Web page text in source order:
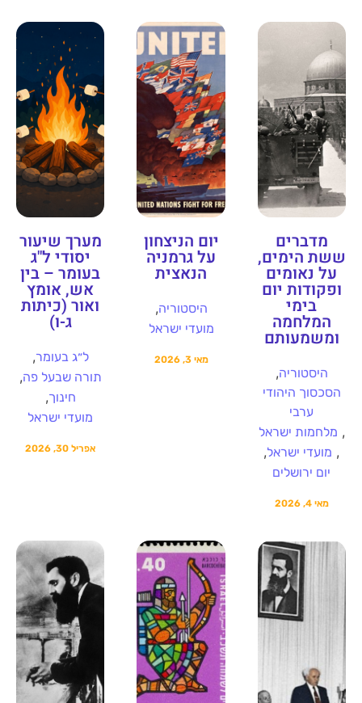
מדברים
ששת הימים,
על נאומים
ופקודות יום
בימי
המלחמה
ומשמעותם
היסטוריה,
הסכסוך היהודי
ערבי
, מלחמות ישראל
, מועדי ישראל,
יום ירושלים
מאי 4, 2026
יום הניצחון
על גרמניה
הנאצית
היסטוריה,
מועדי ישראל
מאי 3, 2026
מערך שיעור
יסודי ל"ג
בעומר – בין
אש, אומץ
ואור (כיתות
ג-ו)
ל״ג בעומר,
תורה שבעל פה,
חינוך,
מועדי ישראל
אפריל 30, 2026